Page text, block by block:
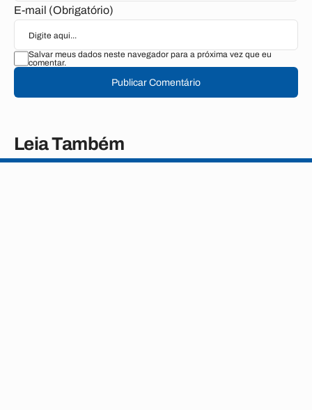
E-mail (Obrigatório)
Salvar meus dados neste navegador para a próxima vez que eu
comentar.
Publicar Comentário
Leia Também